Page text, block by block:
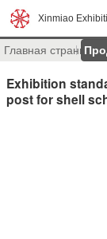
Xinmiao
Главная страница
Exhibition
post for shell